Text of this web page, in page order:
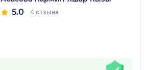
5.0 4 отзыва